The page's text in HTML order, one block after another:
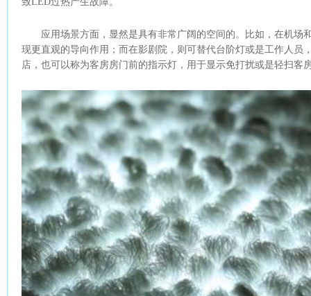
应用场景方面，显然是具有非常广阔的空间的。比如，在机场
现更直观的导向作用；而在影剧院，则可替代台阶灯或是工作人员
店，也可以称为客房房门前的指示灯，用于显示免打扰或是轻扫客